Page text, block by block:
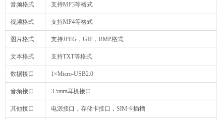
音频格式 支持MP3等格式
视频格式 支持MP4等格式
图片格式 支持JPEG，GIF，BMP格式
文本格式 支持TXT等格式
数据接口 1×Micro-USB2.0
音频接口 3.5mm耳机接口
其他接口 电源接口，存储卡接口，SIM卡插槽